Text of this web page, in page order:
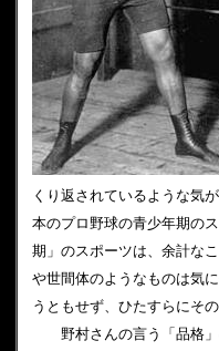
くり返されているような気
本のプロ野球の青少年期の
期」のスポーツは、余計な
や世間体のようなものは気
うともせず、ひたすらにそ
野村さんの言う「品格」